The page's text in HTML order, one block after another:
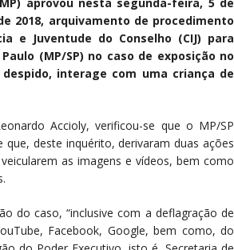
2018, arquivamento de procedimento
e Juventude do Conselho (CIJ) para
(MP/SP) no caso de exposição no
interage com uma criança de
Accioly, verificou-se que o MP/SP
deste inquérito, derivaram duas ações
as imagens e vídeos, bem como
do caso, “inclusive com a deflagração de
Facebook, Google, bem como, do